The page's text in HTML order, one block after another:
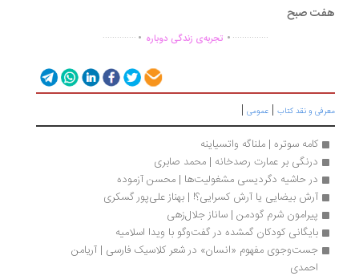
صبح
...............
. تجربه‌ی زندگی دوباره.
..............
و نقد کتاب|عمومی|
کامه سوتره | ملناگه واتسیاینه
درنگی بر عمارت رصدخانه | محمد صابری
در حاشیه دگردیسی مشغولیت‌ها | محسن آزموده
آرش بیضایی یا آرش کسرایی؟! | بهناز علی‌پور گسکری
پیرامون شرم گودمن | ساناز جلال‌زهی
بایگانی کودکان گمشده در گفت‌وگو با ویدا اسلامیه
جست‌وجوی مفهوم «انسان» در شعر کلاسیک فارسی | آریامن